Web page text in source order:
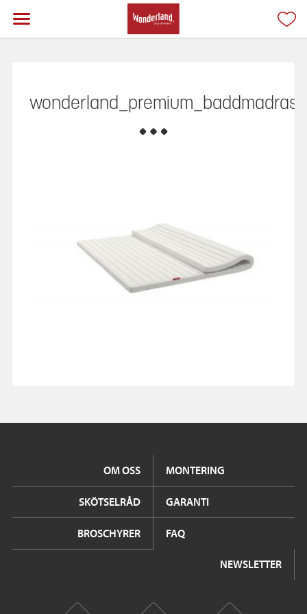
OM OSS MONTERING
SKÖTSELRÅD GARANTI
BROSCHYRER FAQ
NEWSLETTER